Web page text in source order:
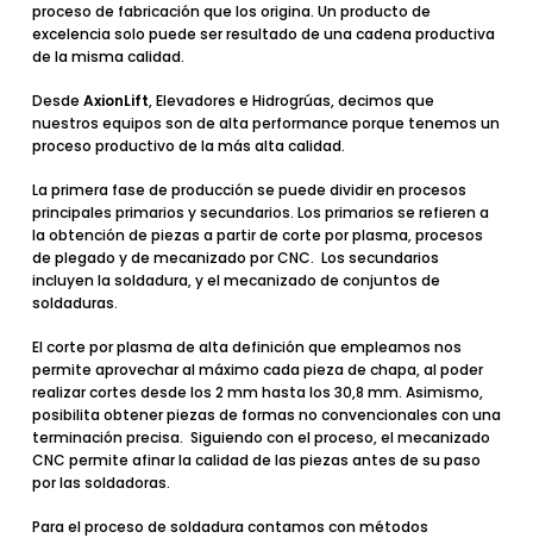
proceso de fabricación que los origina. Un producto de
excelencia solo puede ser resultado de una cadena productiva
de la misma calidad.
Desde AxionLift, Elevadores e Hidrogrúas,decimos que
nuestros equipos son de alta performance porque tenemos un
proceso productivo de la más alta calidad.
La primera fase de producción se puede dividir en procesos
principales primarios y secundarios. Los primarios se refieren a
la obtención de piezas a partir de corte por plasma, procesos
de plegado y de mecanizado por CNC. Los secundarios
incluyen la soldadura, y el mecanizado de conjuntos de
soldaduras.
El corte por plasma de alta definición que empleamos nos
permite aprovechar al máximo cada pieza de chapa, al poder
realizar cortes desde los 2 mm hasta los 30,8 mm. Asimismo,
posibilita obtener piezas de formas no convencionales con una
terminación precisa. Siguiendo con el proceso, el mecanizado
CNC permite afinar la calidad de las piezas antes de su paso
por las soldadoras.
Para el proceso de soldadura contamos con métodos